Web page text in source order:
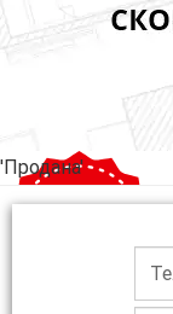
'Продана'